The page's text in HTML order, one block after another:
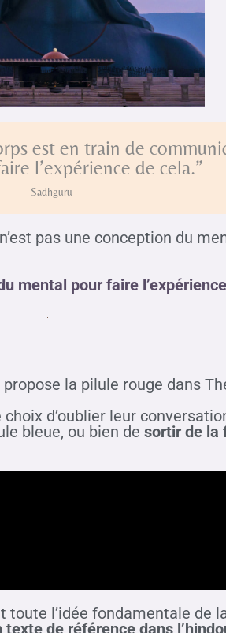
est en train de
l’expérience de cela.”
– Sadhguru
pas une conception du
mental pour faire
la pilule rouge dans
d’oublier leur
bleue, ou bien desortir de la
l’idée fondamentale de
de référence dans